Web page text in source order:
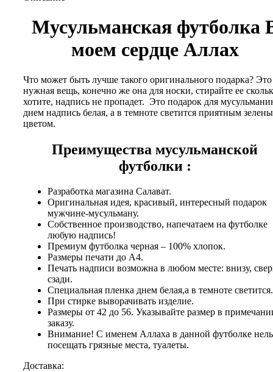
Мусульманская футболка
моем сердце Аллах
Что может быть лучше такого оригинального подарка?
нужная вещь, конечно же она для носки, стирайте ее
хотите, надпись не пропадет. Это подарок для
днем надпись белая, а в темноте светится приятным
цветом.
Преимущества мусульманской
футболки :
Разработка магазина Салават.
Оригинальная идея, красивый, интересный подарок
мужчине-мусульману.
Собственное производство, напечатаем на футболке
любую надпись!
Премиум футболка черная – 100% хлопок.
Размеры печати до А4.
Печать надписи возможна в любом месте: внизу,
сзади.
Специальная пленка днем белая,а в темноте светится.
При стирке выворачивать изделие.
Размеры от 42 до 56. Указывайте размер в
заказу.
Внимание! С именем Аллаха в данной футболке
посещать грязные места, туалеты.
Доставка: